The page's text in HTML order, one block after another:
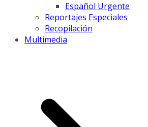
Español Urgente
Reportajes Especiales
Recopilación
Multimedia